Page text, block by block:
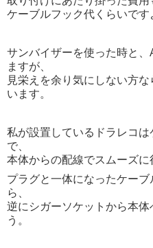
ケーブルフック代くらいです
サンバイザーを使った時と
ますが、
見栄えを余り気にしない方
います。
私が設置しているドラレコ
で、
本体からの配線でスムーズに
プラグと一体になったケー
ら、
逆にシガーソケットから本
う。